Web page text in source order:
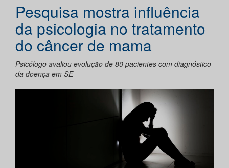
Pesquisa mostra influência
da psicologia no tratamento
do câncer de mama
Psicólogo avaliou evolução de 80 pacientes com diagnóstico
da doença em SE